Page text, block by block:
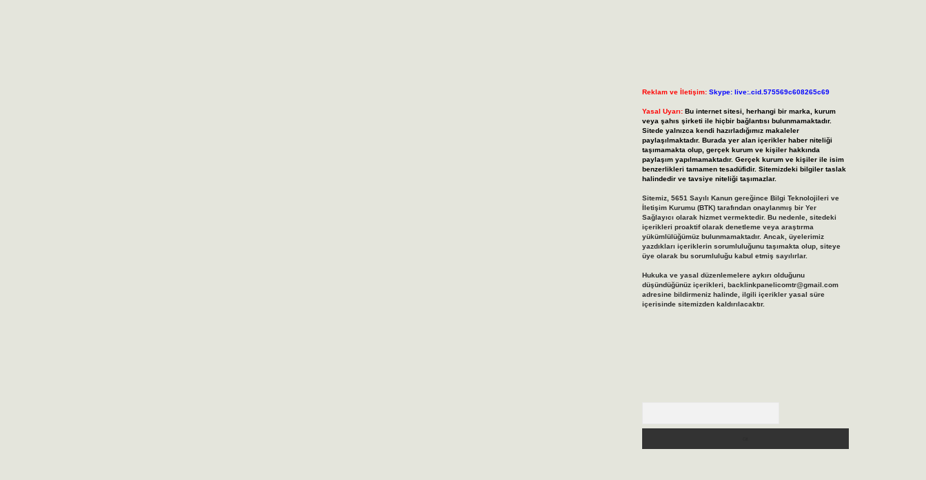
Reklam ve İletişim: Skype: live:.cid.575569c608265c69
Yasal Uyarı: Bu internet sitesi, herhangi bir marka, kurum
veya şahıs şirketi ile hiçbir bağlantısı bulunmamaktadır.
Sitede yalnızca kendi hazırladığımız makaleler
paylaşılmaktadır. Burada yer alan içerikler haber niteliği
taşımamakta olup, gerçek kurum ve kişiler hakkında
paylaşım yapılmamaktadır. Gerçek kurum ve kişiler ile isim
benzerlikleri tamamen tesadüfidir. Sitemizdeki bilgiler taslak
halindedir ve tavsiye niteliği taşımazlar.
Sitemiz, 5651 Sayılı Kanun gereğince Bilgi Teknolojileri ve
İletişim Kurumu (BTK) tarafından onaylanmış bir Yer
Sağlayıcı olarak hizmet vermektedir. Bu nedenle, sitedeki
içerikleri proaktif olarak denetleme veya araştırma
yükümlülüğümüz bulunmamaktadır. Ancak, üyelerimiz
yazdıkları içeriklerin sorumluluğunu taşımakta olup, siteye
üye olarak bu sorumluluğu kabul etmiş sayılırlar.
Hukuka ve yasal düzenlemelere aykırı olduğunu
düşündüğünüz içerikleri, backlinkpanelicomtr@gmail.com
adresine bildirmeniz halinde, ilgili içerikler yasal süre
içerisinde sitemizden kaldırılacaktır.